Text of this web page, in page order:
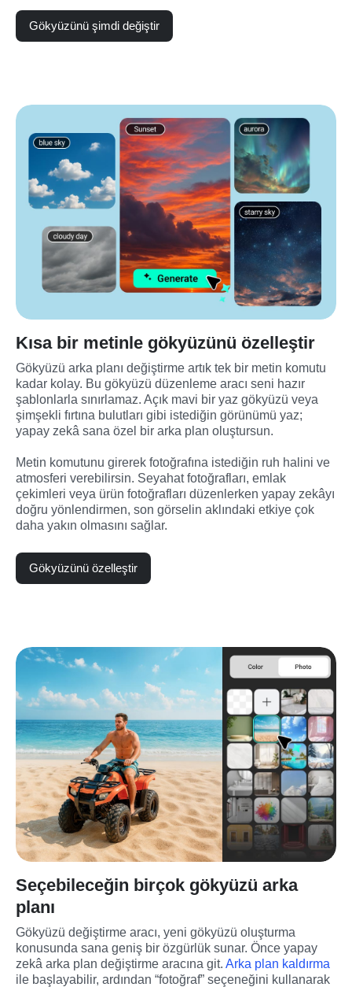
Gökyüzünü şimdi değiştir
Kısa bir metinle gökyüzünü özelleştir
Gökyüzü arka planı değiştirme artık tek bir metin komutu
kadar kolay. Bu gökyüzü düzenleme aracı seni hazır
şablonlarla sınırlamaz. Açık mavi bir yaz gökyüzü veya
şimşekli fırtına bulutları gibi istediğin görünümü yaz;
yapay zekâ sana özel bir arka plan oluştursun.
Metin komutunu girerek fotoğrafına istediğin ruh halini ve
atmosferi verebilirsin. Seyahat fotoğrafları, emlak
çekimleri veya ürün fotoğrafları düzenlerken yapay zekâyı
doğru yönlendirmen, son görselin aklındaki etkiye çok
daha yakın olmasını sağlar.
Gökyüzünü özelleştir
Seçebileceğin birçok gökyüzü arka
planı
Gökyüzü değiştirme aracı, yeni gökyüzü oluşturma
konusunda sana geniş bir özgürlük sunar. Önce yapay
zekâ arka plan değiştirme aracına git. Arka plan kaldırma
ile başlayabilir, ardından “fotoğraf” seçeneğini kullanarak